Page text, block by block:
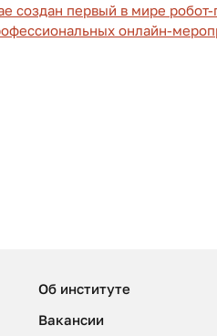
создан первый в мире
онлайн-
Об институте
Вакансии